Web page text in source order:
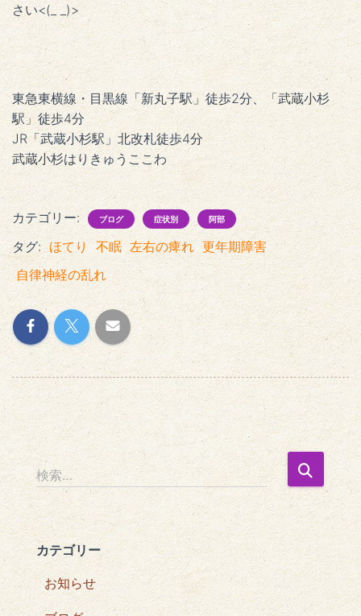
さい<(_ _)>
東急東横線・目黒線「新丸子駅」徒歩2分、「武蔵小杉
駅」徒歩4分
JR「武蔵小杉駅」北改札徒歩4分
武蔵小杉はりきゅうここわ
カテゴリー: ブログ 症状別 阿部
タグ: ほてり 不眠 左右の痺れ 更年期障害
自律神経の乱れ
検
索
検索…
カテゴリー
お知らせ